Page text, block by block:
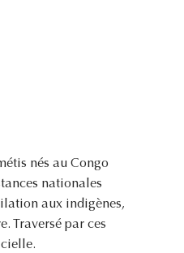
nés au Congo
nationales
aux indigènes,
Traversé par ces